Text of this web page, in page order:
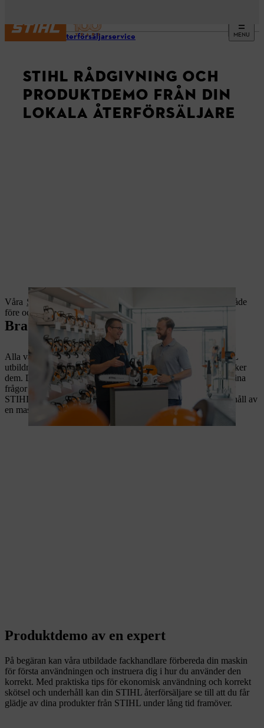
MENU
STIHL återförsäljarservice
STIHL RÅDGIVNING OCH
PRODUKTDEMO FRÅN DIN
LOKALA ÅTERFÖRSÄLJARE
Våra STIHL-återförsäljare
finns här för att ge dig expertråd både
före och efter köpet av en STIHL-maskin.
Bra råd
Alla våra återförsäljare genomgår regelbundet officiella STIHL
utbildningar för att du ska få bästa möjliga service när du besöker
dem. Din kvalificerade STIHL återförsäljare svarar gärna på dina
frågor – oavsett om du behöver vägledning innan du köper en
STIHL-produkt eller vill ha tips om korrekt skötsel och underhåll av
en maskin som du har köpt.
Produktdemo av en expert
På begäran kan våra utbildade fackhandlare förbereda din maskin
för första användningen och instruera dig i hur du använder den
korrekt. Med praktiska tips för ekonomisk användning och korrekt
skötsel och underhåll kan din STIHL återförsäljare se till att du får
glädje av dina produkter från STIHL under lång tid framöver.